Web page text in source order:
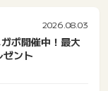
2026.08.03
ポ開催中！最大
ント